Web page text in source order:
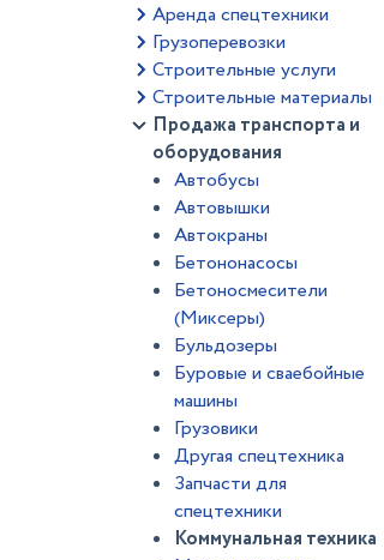
Аренда спецтехники
Грузоперевозки
Строительные услуги
Строительные материалы
Продажа транспорта и
оборудования
Автобусы
Автовышки
Автокраны
Бетононасосы
Бетоносмесители
(Миксеры)
Бульдозеры
Буровые и сваебойные
машины
Грузовики
Другая спецтехника
Запчасти для
спецтехники
Коммунальная техника